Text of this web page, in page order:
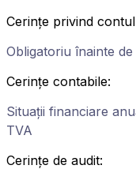
Cerințe privind
Obligatoriu înainte
Cerințe contabile:
Situații financiare
TVA
Cerințe de audit: